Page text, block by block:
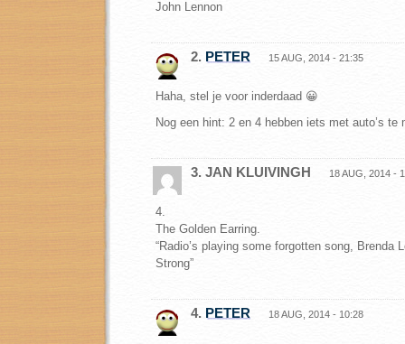
John Lennon
2. PETER 15 AUG, 2014 - 21:35
Haha, stel je voor inderdaad 😀
Nog een hint: 2 en 4 hebben iets met auto’s te
3. JAN KLUIVINGH 18 AUG, 2014 -
4.
The Golden Earring.
“Radio’s playing some forgotten song, Brenda
Strong”
4. PETER 18 AUG, 2014 - 10:28